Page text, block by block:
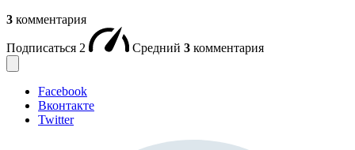
3 комментария
Подписаться 2 Средний 3 комментария
Facebook
Вконтакте
Twitter